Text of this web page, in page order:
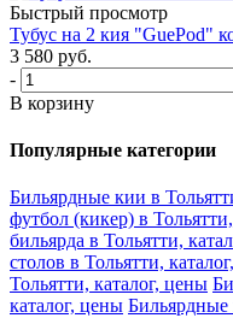
Быстрый просмотр
Тубус на 2 кия "GuePod"
3 580 руб.
-
В корзину
Популярные категории
Бильярдные кии в
футбол (кикер) в
бильярда в Тольятти,
столов в Тольятти,
Тольятти, каталог, цены
каталог, цены Бильярдные